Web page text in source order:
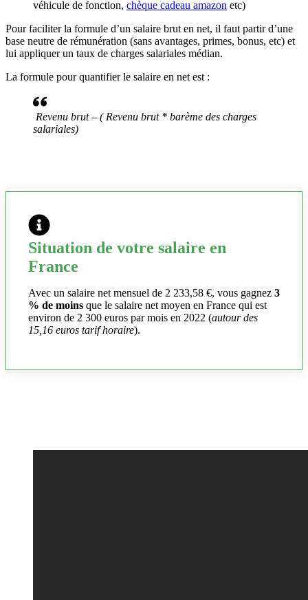
véhicule de fonction, chèque cadeau amazon etc)
Pour faciliter la formule d’un salaire brut en net, il faut partir d’une
base neutre de rémunération (sans avantages, primes, bonus, etc) et
lui appliquer un taux de charges salariales médian.
La formule pour quantifier le salaire en net est :
Revenu brut – ( Revenu brut * barème des charges
salariales)
Situation de votre salaire en
France
Avec un salaire net mensuel de 2 233,58 €, vous gagnez 3
% de moins que le salaire net moyen en France qui est
environ de 2 300 euros par mois en 2022 (autour des
15,16 euros tarif horaire).